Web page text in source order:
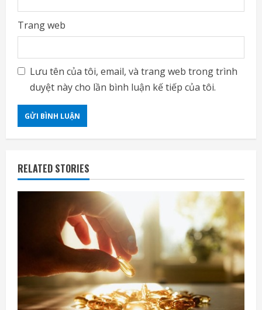
Trang web
Lưu tên của tôi, email, và trang web trong trình
duyệt này cho lần bình luận kế tiếp của tôi.
RELATED STORIES